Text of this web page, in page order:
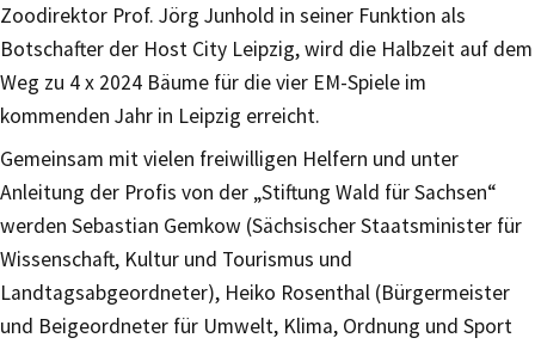
Zoodirektor Prof. Jörg Junhold in seiner Funktion als
Botschafter der Host City Leipzig, wird die Halbzeit auf dem
Weg zu 4 x 2024 Bäume für die vier EM-Spiele im
kommenden Jahr in Leipzig erreicht.
Gemeinsam mit vielen freiwilligen Helfern und unter
Anleitung der Profis von der „Stiftung Wald für Sachsen“
werden Sebastian Gemkow (Sächsischer Staatsminister für
Wissenschaft, Kultur und Tourismus und
Landtagsabgeordneter), Heiko Rosenthal (Bürgermeister
und Beigeordneter für Umwelt, Klima, Ordnung und Sport